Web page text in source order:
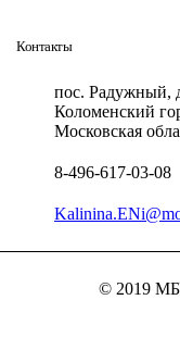
Контакты
пос. Радужный,
Коломенский
Московская
8-496-617-03-08
© 2019